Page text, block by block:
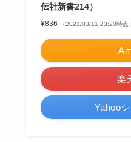
伝社新書214）
¥836 （2021/03/11 23:20時点
楽
Yahoo